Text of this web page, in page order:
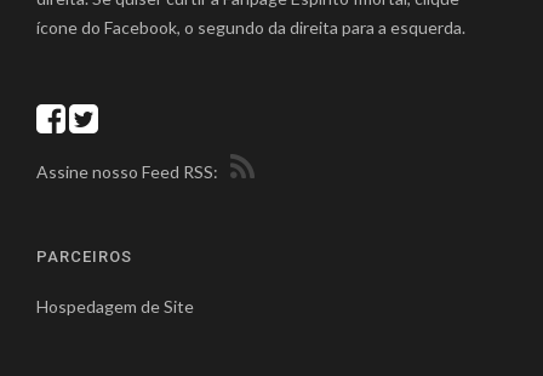
ícone do Facebook, o segundo da direita para a esquerda.
Assine nosso Feed RSS:
PARCEIROS
Hospedagem de Site